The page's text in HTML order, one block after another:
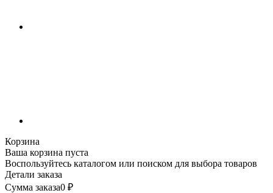
Корзина
Ваша корзина пуста
Воспользуйтесь каталогом или поиском для выбора товаров
Детали заказа
Сумма заказа0 ₽